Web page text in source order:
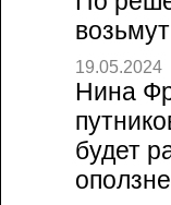
19.05.2024
Нина
будет